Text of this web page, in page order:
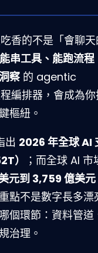
香的不是「會聊天
能串工具、能跑流程
察 的 agentic
編排器，會成為你
樞紐。
出 2026 年全球 AI
）
；而全球 AI 市
元到 3,759 億美元
點不是數字長多漂
個環節：資料管道
治理。